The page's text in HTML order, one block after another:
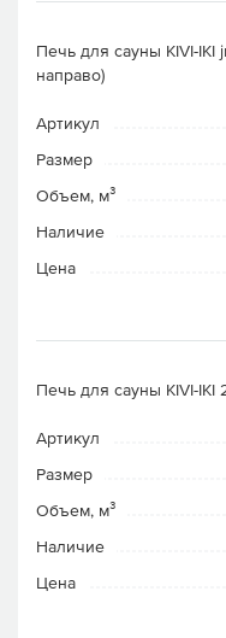
Печь для сауны KIVI-IKI
направо)
Артикул
Размер
Объем, м³
Наличие
Цена
Печь для сауны KIVI-IKI
Артикул
Размер
Объем, м³
Наличие
Цена